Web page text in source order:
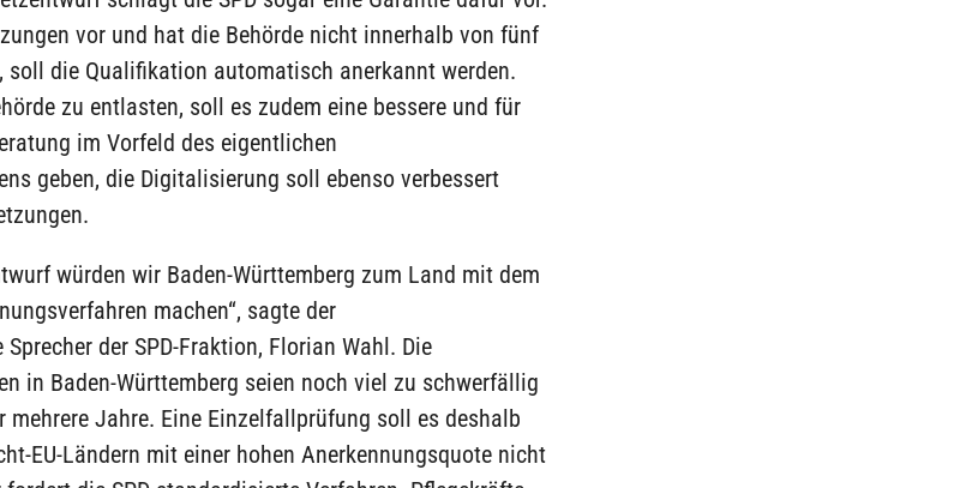
vor und hat die Behörde nicht innerhalb von fünf
soll die Qualifikation automatisch anerkannt werden.
zu entlasten, soll es zudem eine bessere und für
im Vorfeld des eigentlichen
geben, die Digitalisierung soll ebenso verbessert
würden wir Baden-Württemberg zum Land mit dem
machen“, sagte der
der SPD-Fraktion, Florian Wahl. Die
in Baden-Württemberg seien noch viel zu schwerfällig
mehrere Jahre. Eine Einzelfallprüfung soll es deshalb
EU-Ländern mit einer hohen Anerkennungsquote nicht